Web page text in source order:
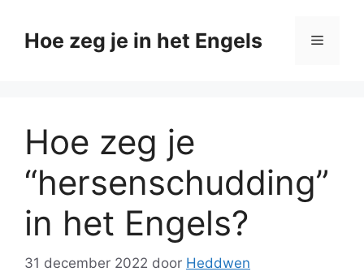
naarHoe zeg je in het Engels Menu
Hoe zeg je
“hersenschudding”
in het Engels?
31 december 2022 door Heddwen